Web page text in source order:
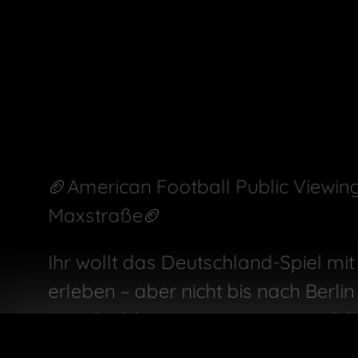
🏈American Football Public
Maxstraße🏈
Ihr wollt das Deutschland-Spiel
erleben – aber nicht bis nach
Kein Problem: Kommt zu uns in